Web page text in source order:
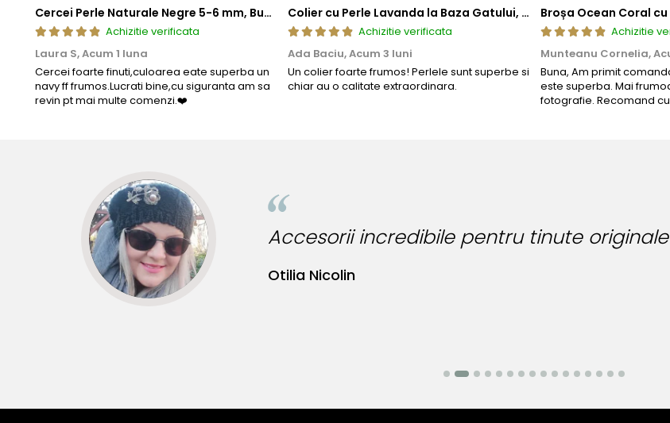
Cercei Perle Naturale Negre 5-6 mm, Buton AAA, Aur 14K (aur 585), Tip Șurub | KASKADDA®
Achizitie verificata
Laura S,Acum 1 luna
Cercei foarte finuti,culoarea eate superba un
navy ff frumos.Lucrati bine,cu siguranta am sa
revin pt mai multe comenzi.❤️
Colier cu Perle Lavanda la Baza Gatului, de 4-5 mm, Perle Rare, Calitate AAA+, Aur 14K | KASKADDA®
Achizitie verificata
Ada Baciu,Acum 3 luni
Un colier foarte frumos! Perlele sunt superbe si
chiar au o calitate extraordinara.
Broșa Ocean Coral
Achizitie
Munteanu Cornelia,
Buna, Am primit
este superba. Mai
fotografie. Recomand
Bijuteria perfecta pentru ziua